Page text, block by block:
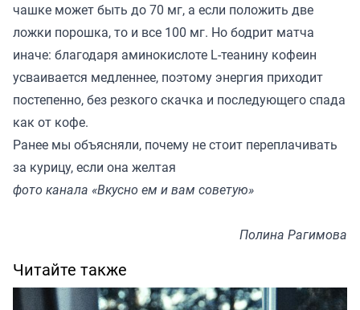
чашке может быть до 70 мг, а если положить две
ложки порошка, то и все 100 мг. Но бодрит матча
иначе: благодаря аминокислоте L-теанину кофеин
усваивается медленнее, поэтому энергия приходит
постепенно, без резкого скачка и последующего спада
как от кофе.
Ранее мы объясняли, почему не стоит переплачивать
за курицу, если она желтая
фото канала «Вкусно ем и вам советую»
Полина Рагимова
Читайте также